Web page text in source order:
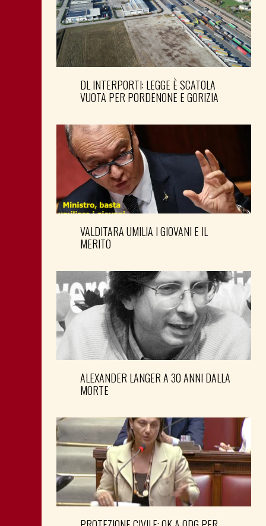
DL INTERPORTI: LEGGE È SCATOLA
VUOTA PER PORDENONE E GORIZIA
VALDITARA UMILIA I GIOVANI E IL
MERITO
ALEXANDER LANGER A 30 ANNI DALLA
MORTE